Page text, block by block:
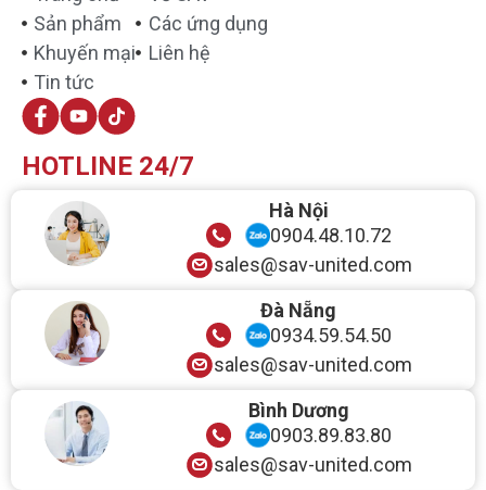
Sản phẩm
Khuyến mại
Tin tức
Các ứng dụng
Liên hệ
HOTLINE 24/7
Hà Nội
0904.48.10.72
sales@sav-united.com
Đà Nẵng
0934.59.54.50
sales@sav-united.com
Bình Dương
0903.89.83.80
sales@sav-united.com